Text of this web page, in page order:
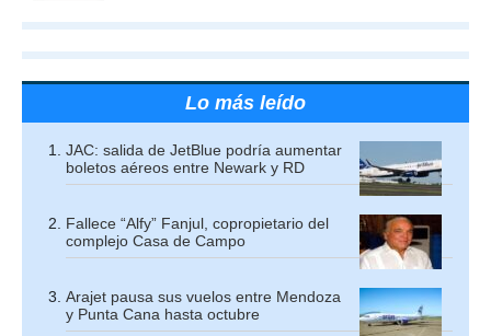
Lo más leído
JAC: salida de JetBlue podría aumentar
boletos aéreos entre Newark y RD
Fallece “Alfy” Fanjul, copropietario del
complejo Casa de Campo
Arajet pausa sus vuelos entre Mendoza
y Punta Cana hasta octubre